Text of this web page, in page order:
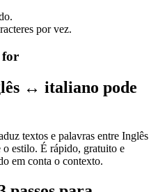
por vez.
for
↔ italiano pode
textos e palavras entre Inglês
o estilo. É rápido, gratuito e
em conta o contexto.